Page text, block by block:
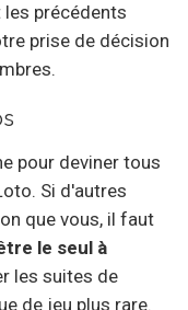
précédents
prise de décision
pour deviner tous
Si d'autres
que vous, il faut
le seul à
les suites de
de jeu plus rare.